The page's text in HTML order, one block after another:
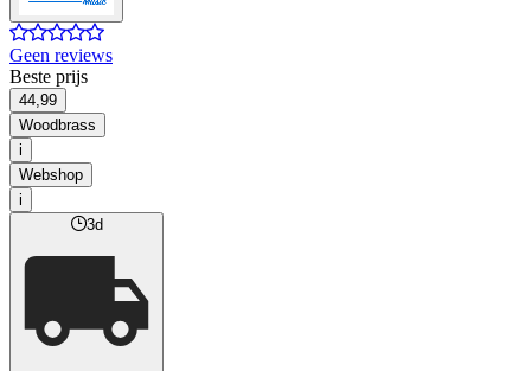
Geen reviews
Beste prijs
44,99
Woodbrass
i
Webshop
i
3d